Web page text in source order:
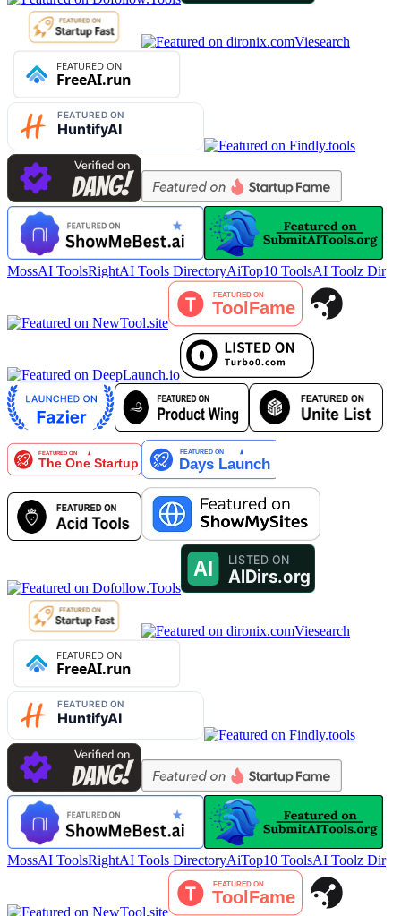
Viesearch
MossAI ToolsRightAI Tools DirectoryAiTop10 ToolsAI Toolz Dir
Viesearch
MossAI ToolsRightAI Tools DirectoryAiTop10 ToolsAI Toolz Dir